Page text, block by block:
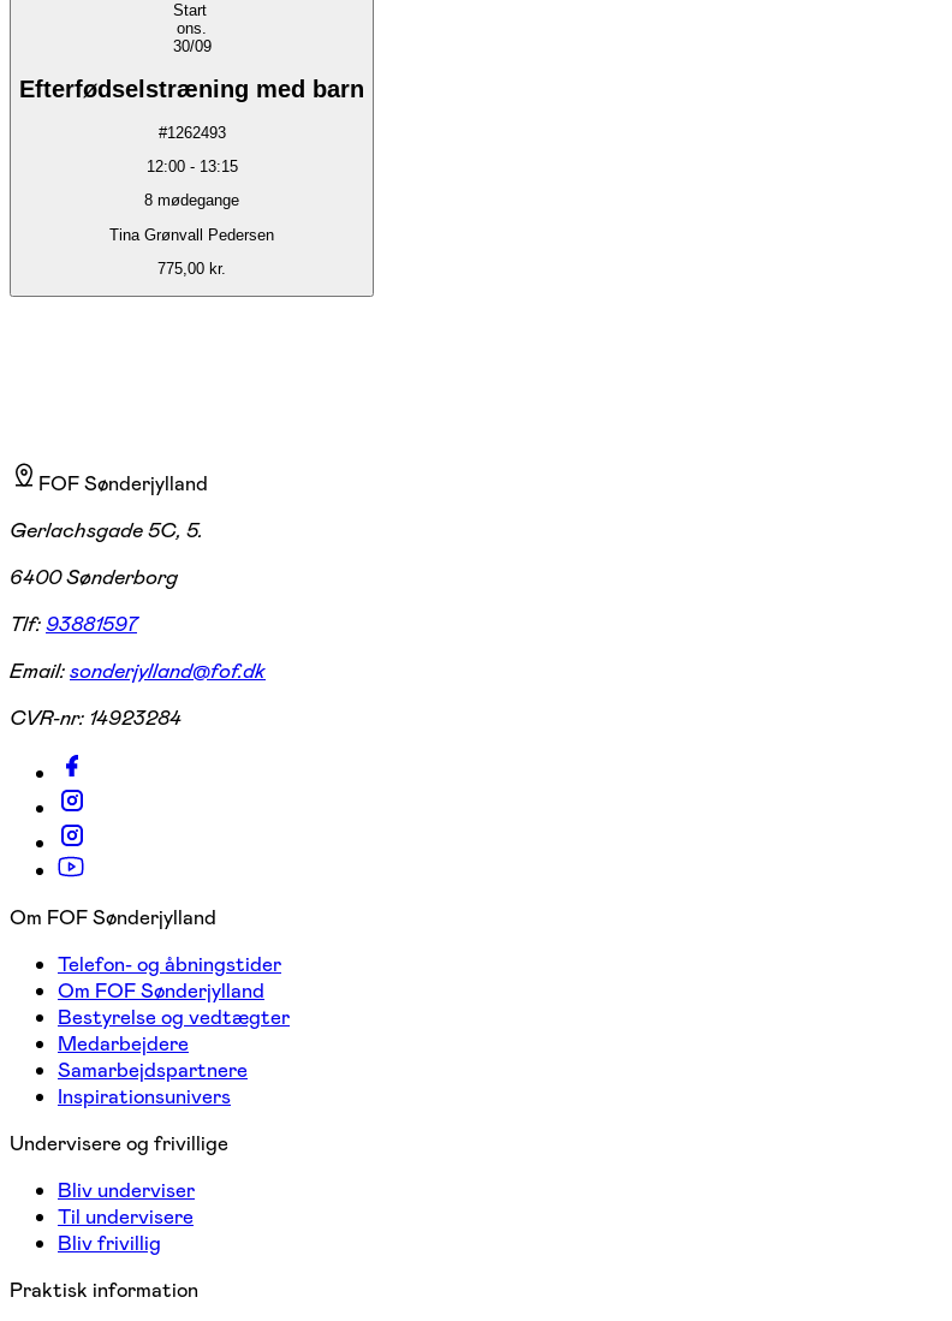
Start
ons.
30/09
Efterfødselstræning med barn
#1262493
12:00- 13:15
8 mødegange
Tina Grønvall Pedersen
775,00 kr.
FOF Sønderjylland
Gerlachsgade 5C, 5.
6400 Sønderborg
Tlf:93881597
Email:sonderjylland@fof.dk
CVR-nr: 14923284
Om FOF Sønderjylland
Telefon- og åbningstider
Om FOF Sønderjylland
Bestyrelse og vedtægter
Medarbejdere
Samarbejdspartnere
Inspirationsunivers
Undervisere og frivillige
Bliv underviser
Til undervisere
Bliv frivillig
Praktisk information